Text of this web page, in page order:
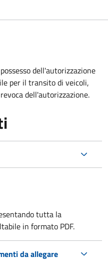
dell'autorizzazione
per il transito di veicoli,
dell'autorizzazione.
tutta la
in formato PDF.
da allegare